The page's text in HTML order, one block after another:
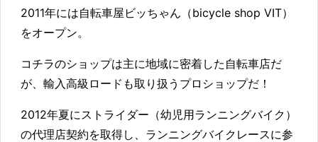
2011年には自転車屋ビッちゃん（bicycle shop VIT）
をオープン。
コチラのショップは主に地域に密着した自転車店だ
が、輸入高級ロードも取り扱うプロショップだ！
2012年夏にストライダー（幼児用ランニングバイク）
の代理店契約を取得し、ランニングバイクレースに参